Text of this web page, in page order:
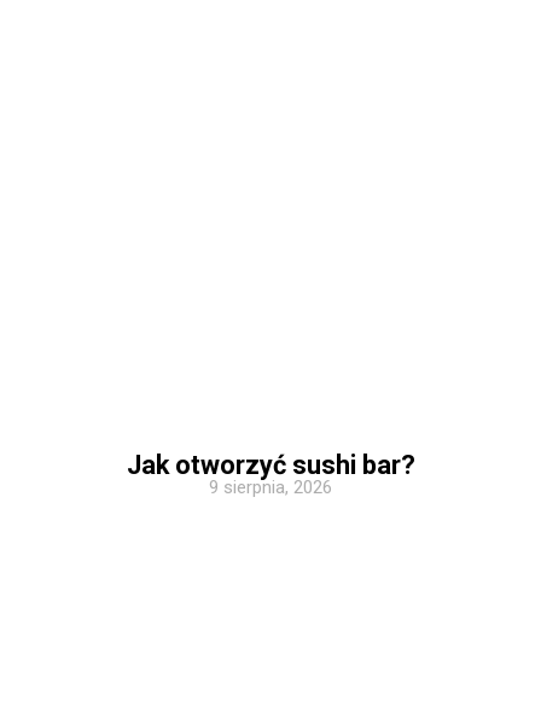
Jak otworzyć sushi bar?
9 sierpnia, 2026